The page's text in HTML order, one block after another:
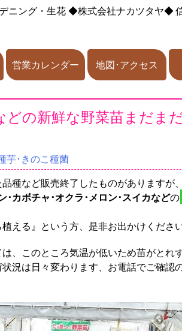
ニング・生花◆株式会社ナカツタヤ◆
営業カレンダー 地図･アクセス
どの新鮮な野菜苗まだま
芋･きのこ種菌
種など販売終了したものがありますが、
･カボチャ･オクラ･メロン･スイカなどの
える』という方、是非お出かけください
、このところ気温が低いため苗がとれ
況は日々変わります、お電話でご確認